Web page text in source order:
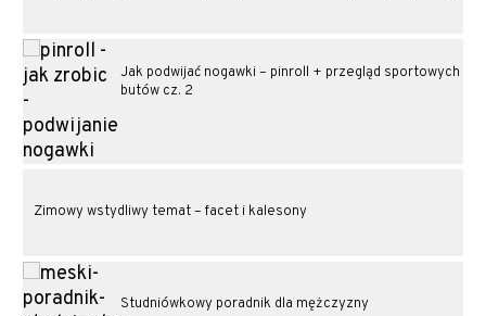
Jak podwijać nogawki – pinroll + przegląd sportowych
butów cz. 2
Zimowy wstydliwy temat – facet i kalesony
Studniówkowy poradnik dla mężczyzny